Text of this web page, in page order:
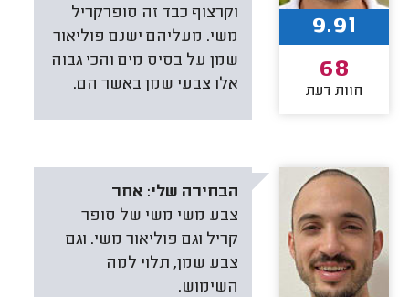
וקרצוף כבד זה סופרקריל
משי. מעליהם ישנם פוליאור
שמן על בסיס מים והכי גבוה
אלו צבעי שמן באשר הם.
9.91
68
חוות דעת
הבחירה שלי: אחר
צבע משי משי של סופר
קריל וגם פוליאור משי. וגם
צבע שמן, תלוי למה
השימוש.